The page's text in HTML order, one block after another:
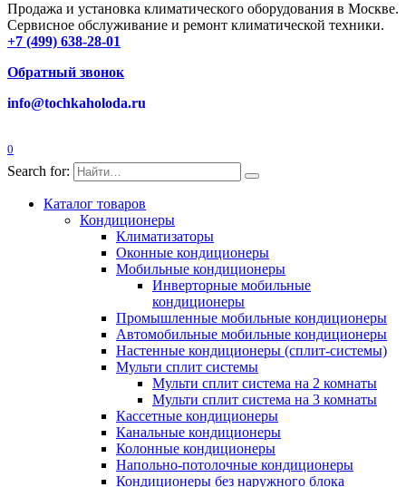
Продажа и установка климатического оборудования в Москве.
Сервисное обслуживание и ремонт климатической техники.
+7 (499) 638-28-01
Обратный звонок
info@tochkaholoda.ru
0
Search for:
Каталог товаров
Кондиционеры
Климатизаторы
Оконные кондиционеры
Мобильные кондиционеры
Инверторные мобильные
кондиционеры
Промышленные мобильные кондиционеры
Автомобильные мобильные кондиционеры
Настенные кондиционеры (сплит-системы)
Мульти сплит системы
Мульти сплит система на 2 комнаты
Мульти сплит система на 3 комнаты
Кассетные кондиционеры
Канальные кондиционеры
Колонные кондиционеры
Напольно-потолочные кондиционеры
Кондиционеры без наружного блока